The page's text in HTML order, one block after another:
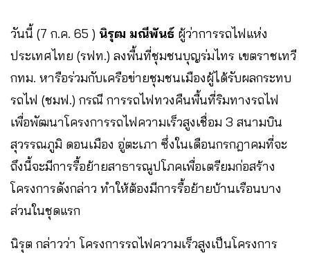
วันนี้ (7 ก.ค. 65 ) นิรุฒ มณีพันธ์ ผู้ว่าการรถไฟแห่ง
ประเทศไทย (รฟท.) ลงพื้นที่ชุมชนบุญร่มไทร เขตราชเทวี
กทม. หารือร่วมกับเครือข่ายชุมชนเมืองผู้ได้รับผลกระทบ
รถไฟ (ชมฟ.) กรณี การรถไฟทวงคืนพื้นที่ริมทางรถไฟ
เพื่อพัฒนาโครงการรถไฟความเร็วสูงเชื่อม 3 สนามบิน
สุวรรณภูมิ ดอนเมือง อู่ตะเภา ซึ่งในเดือนกรกฎาคมที่จะ
ถึงนี้จะมีการรื้อย้ายสาธารณูปโภคเพื่อเตรียมก่อสร้าง
โครงการดังกล่าว ทำให้ต้องมีการรื้อย้ายบ้านเรือนบาง
ส่วนในชุดแรก
นิรุต กล่าวว่า โครงการรถไฟความเร็วสูงเป็นโครงการ